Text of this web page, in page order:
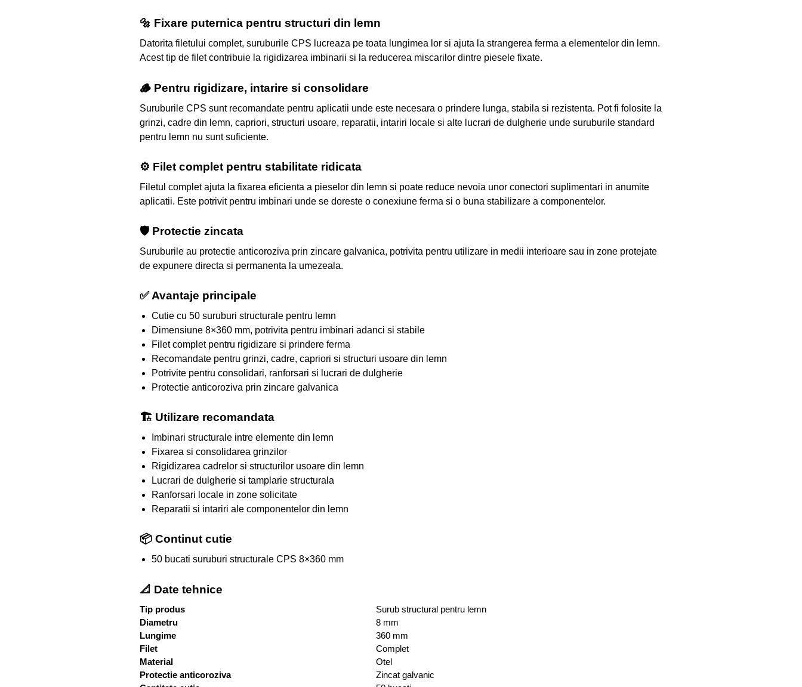
🔩 Fixare puternica pentru structuri din lemn
Datorita filetului complet, suruburile CPS lucreaza pe toata lungimea lor si ajuta la strangerea ferma a elementelor din lemn.
Acest tip de filet contribuie la rigidizarea imbinarii si la reducerea miscarilor dintre piesele fixate.
🪵 Pentru rigidizare, intarire si consolidare
Suruburile CPS sunt recomandate pentru aplicatii unde este necesara o prindere lunga, stabila si rezistenta. Pot fi folosite la
grinzi, cadre din lemn, capriori, structuri usoare, reparatii, intariri locale si alte lucrari de dulgherie unde suruburile standard
pentru lemn nu sunt suficiente.
⚙️ Filet complet pentru stabilitate ridicata
Filetul complet ajuta la fixarea eficienta a pieselor din lemn si poate reduce nevoia unor conectori suplimentari in anumite
aplicatii. Este potrivit pentru imbinari unde se doreste o conexiune ferma si o buna stabilizare a componentelor.
🛡️ Protectie zincata
Suruburile au protectie anticoroziva prin zincare galvanica, potrivita pentru utilizare in medii interioare sau in zone protejate
de expunere directa si permanenta la umezeala.
✅ Avantaje principale
Cutie cu 50 suruburi structurale pentru lemn
Dimensiune 8×360 mm, potrivita pentru imbinari adanci si stabile
Filet complet pentru rigidizare si prindere ferma
Recomandate pentru grinzi, cadre, capriori si structuri usoare din lemn
Potrivite pentru consolidari, ranforsari si lucrari de dulgherie
Protectie anticoroziva prin zincare galvanica
🏗️ Utilizare recomandata
Imbinari structurale intre elemente din lemn
Fixarea si consolidarea grinzilor
Rigidizarea cadrelor si structurilor usoare din lemn
Lucrari de dulgherie si tamplarie structurala
Ranforsari locale in zone solicitate
Reparatii si intariri ale componentelor din lemn
📦 Continut cutie
50 bucati suruburi structurale CPS 8×360 mm
📐 Date tehnice
Tip produs
Surub structural pentru lemn
Diametru
8 mm
Lungime
360 mm
Filet
Complet
Material
Otel
Protectie anticoroziva
Zincat galvanic